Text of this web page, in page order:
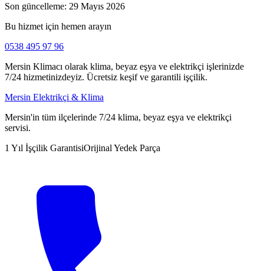
Son güncelleme: 29 Mayıs 2026
Bu hizmet için hemen arayın
0538 495 97 96
Mersin Klimacı olarak klima, beyaz eşya ve elektrikçi işlerinizde
7/24 hizmetinizdeyiz. Ücretsiz keşif ve garantili işçilik.
Mersin Elektrikçi & Klima
Mersin'in tüm ilçelerinde 7/24 klima, beyaz eşya ve elektrikçi
servisi.
1 Yıl İşçilik GarantisiOrijinal Yedek Parça